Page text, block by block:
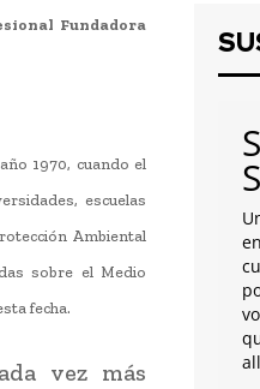
Fundadora
1970, cuando el
escuelas
Ambiental
sobre el Medio
fecha.
vez más